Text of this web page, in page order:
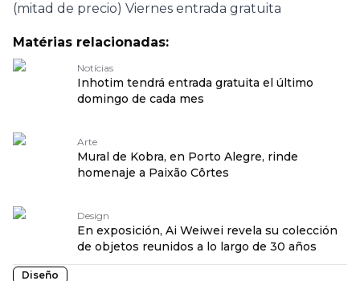
(mitad de precio) Viernes entrada gratuita
Matérias relacionadas:
Notícias
Inhotim tendrá entrada gratuita el último
domingo de cada mes
Arte
Mural de Kobra, en Porto Alegre, rinde
homenaje a Paixão Côrtes
Design
En exposición, Ai Weiwei revela su colección
de objetos reunidos a lo largo de 30 años
Diseño